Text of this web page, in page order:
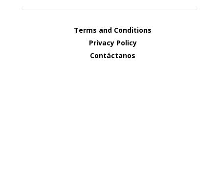
Terms and Conditions
Privacy Policy
Contáctanos